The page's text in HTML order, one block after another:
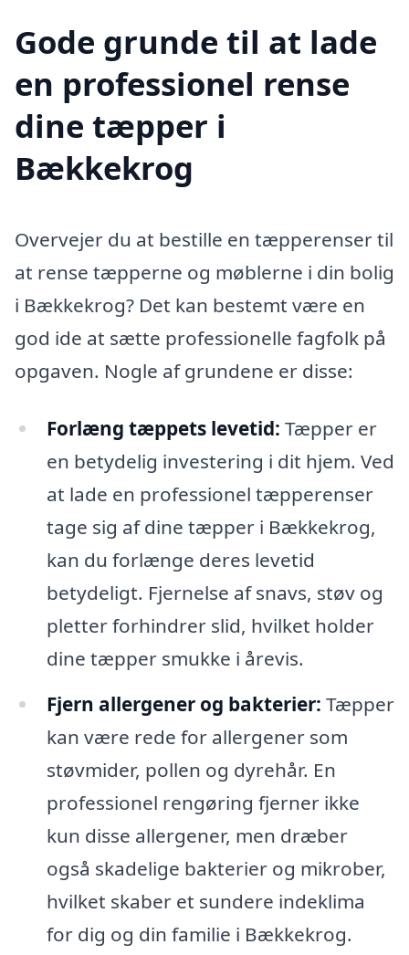
Gode grunde til at lade
en professionel rense
dine tæpper i
Bækkekrog
Overvejer du at bestille en tæpperenser til
at rense tæpperne og møblerne i din bolig
i Bækkekrog? Det kan bestemt være en
god ide at sætte professionelle fagfolk på
opgaven. Nogle af grundene er disse:
Forlæng tæppets levetid: Tæpper er
en betydelig investering i dit hjem. Ved
at lade en professionel tæpperenser
tage sig af dine tæpper i Bækkekrog,
kan du forlænge deres levetid
betydeligt. Fjernelse af snavs, støv og
pletter forhindrer slid, hvilket holder
dine tæpper smukke i årevis.
Fjern allergener og bakterier: Tæpper
kan være rede for allergener som
støvmider, pollen og dyrehår. En
professionel rengøring fjerner ikke
kun disse allergener, men dræber
også skadelige bakterier og mikrober,
hvilket skaber et sundere indeklima
for dig og din familie i Bækkekrog.